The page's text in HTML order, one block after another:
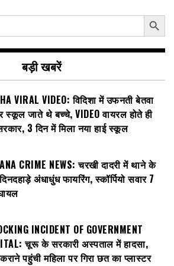
Search Button
बड़ी खबरें
VIRAL VIDEO: विदिशा में उफनती बेतवा
स्कूल जाते थे बच्चे, VIDEO वायरल होते ही
3 दिन में मिला नया हाई स्कूल
CRIME NEWS: चरखी दादरी में थाने के
अंधाधुंध फायरिंग, स्कॉर्पियो सवार 7
INCIDENT OF GOVERNMENT
चूरू के सरकारी अस्पताल में हादसा,
पहुंची महिला पर गिरा छत का प्लास्टर